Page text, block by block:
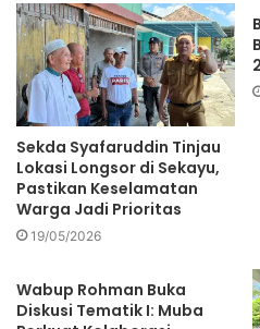
Sekda Syafaruddin Tinjau
Lokasi Longsor di Sekayu,
Pastikan Keselamatan
Warga Jadi Prioritas
19/05/2026
Wabup Rohman Buka
Diskusi Tematik I: Muba